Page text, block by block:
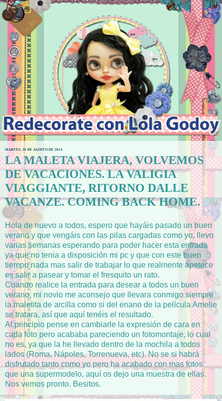
MARTES, 26 DE AGOSTO DE 2014
LA MALETA VIAJERA, VOLVEMOS
DE VACACIONES. LA VALIGIA
VIAGGIANTE, RITORNO DALLE
VACANZE. COMING BACK HOME.
Hola de nuevo a todos, espero que hayáis pasado un buen
verano y que vengáis con las pilas cargadas como yo, llevo
varias semanas esperando para poder hacer esta entrada
ya que no tenia a disposición mi pc y que con este buen
tiempo nada mas salir de trabajar lo que realmente apetece
es salir a pasear y tomar el fresquito un rato.
Cuando realice la entrada para desear a todos un buen
verano, mi novio me aconsejo que llevara conmigo siempre
la maletita de arcilla como si del enano de la película Amelie
se tratara, así que aquí tenéis el resultado.
Al principio pense en cambiarle la expresión de cara en
cada foto pero acababa pareciendo un fotomontaje, lo cual
no es, ya que la he llevado dentro de la mochila a todos
lados (Roma, Nápoles, Torrenueva, etc). No se si habrá
disfrutado tanto como yo pero ha acabado con mas fotos
que una supermodelo, aquí os dejo una muestra de ellas.
Nos vemos pronto. Besitos.